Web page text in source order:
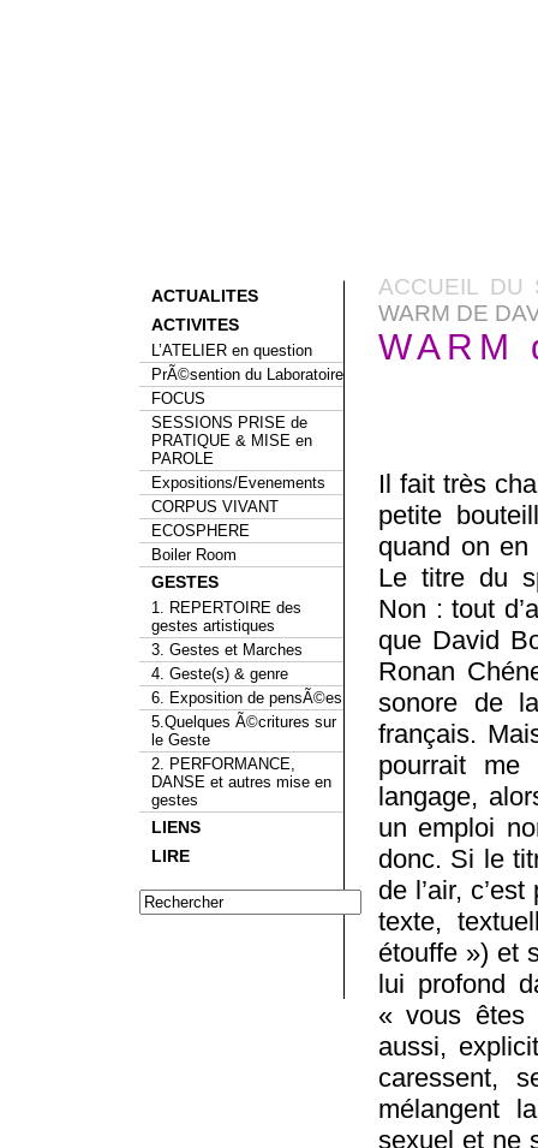
ACTUALITES
ACTIVITES
L’ATELIER en question
PrÃ©sention du Laboratoire
FOCUS
SESSIONS PRISE de
PRATIQUE & MISE en
PAROLE
Expositions/Evenements
CORPUS VIVANT
ECOSPHERE
Boiler Room
GESTES
1. REPERTOIRE des
gestes artistiques
3. Gestes et Marches
4. Geste(s) & genre
6. Exposition de pensÃ©es
5.Quelques Ã©critures sur
le Geste
2. PERFORMANCE,
DANSE et autres mise en
gestes
LIENS
LIRE
ACCUEIL DU
WARM DE
WARM
Il fait très
petite
quand on en
Le titre du
Non : tout
que David
Ronan
sonore de
français.
pourrait
langage,
un emploi
donc. Si le
de l’air,
texte,
étouffe ») et
lui profond
« vous êtes
aussi,
caressent,
mélangent
sexuel et ne